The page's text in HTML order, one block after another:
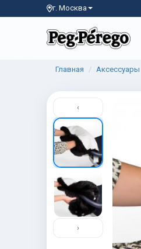
г. Москва
Главная Аксессуары
‹
›